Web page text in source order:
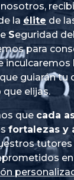
la élite de
Seguridad
para
inculcaremos
guiarán tu
que elijas.
que cada
fortalezas y